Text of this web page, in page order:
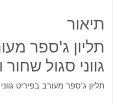
תיאור
תליון ג'ספר
גווני סגול שחור
תליון ג'ספר מעורב בפיריט